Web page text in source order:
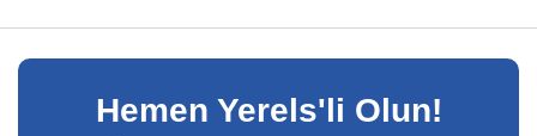
Hemen Yerels'li Olun!